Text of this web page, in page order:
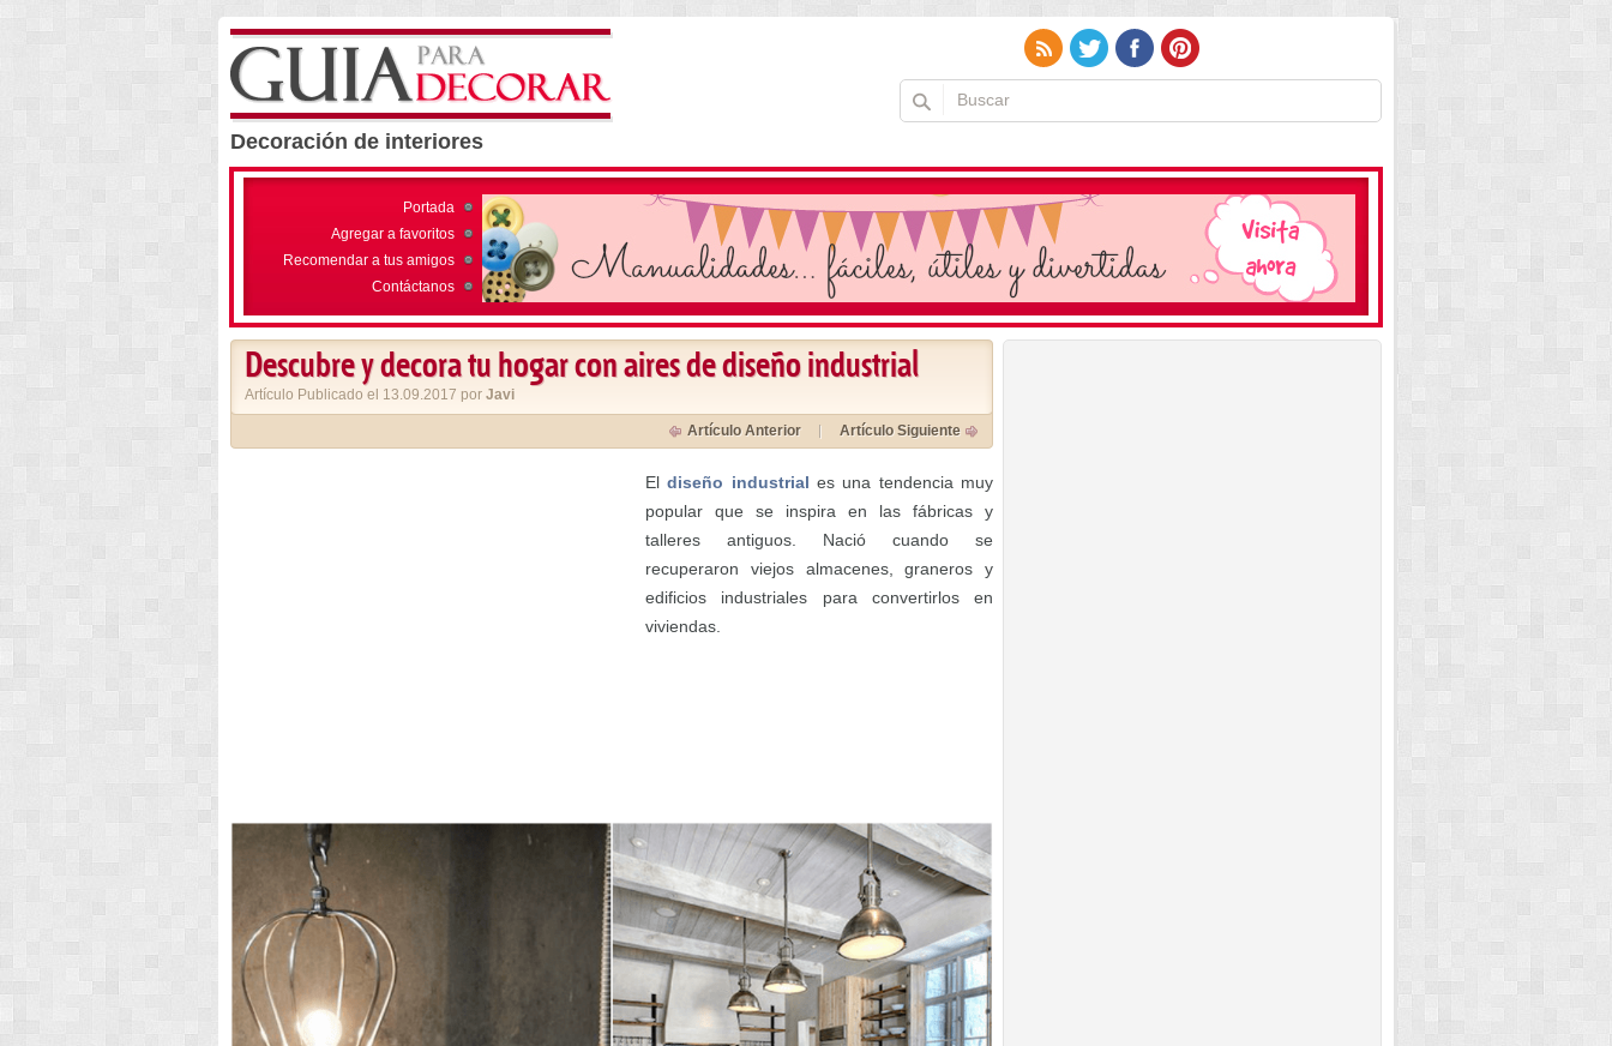
Decoración de interiores
Portada
Agregar a favoritos
Recomendar a tus amigos
Contáctanos
Descubre y decora tu hogar con aires de diseño industrial
Artículo Publicado el 13.09.2017 por Javi
Artículo Anterior Artículo Siguiente
Eldiseño industrial es una tendencia muy
popular que se inspira en las fábricas y
talleres antiguos. Nació cuando se
recuperaron viejos almacenes, graneros y
edificios industriales para convertirlos en
viviendas.